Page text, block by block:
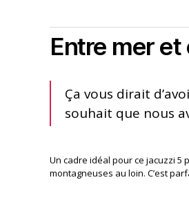
Entre mer
Ça vous dirait
souhait que nous
Un cadre idéal pour ce jacuzzi 5
montagneuses au loin. C’est